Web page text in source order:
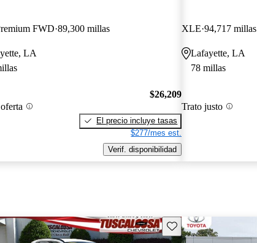
FWD 89,300 millas
LA
$26,209
El precio incluye tasas
$277/mes est.
Verif. disponibilidad
XLE 94,717 millas
Lafayette, LA
78 millas
Trato justo
Aviso Guarda este Aviso